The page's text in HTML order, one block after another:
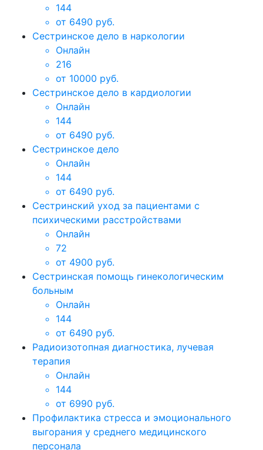
144
от 6490 руб.
Сестринское дело в наркологии
Онлайн
216
от 10000 руб.
Сестринское дело в кардиологии
Онлайн
144
от 6490 руб.
Сестринское дело
Онлайн
144
от 6490 руб.
Сестринский уход за пациентами с
психическими расстройствами
Онлайн
72
от 4900 руб.
Сестринская помощь гинекологическим
больным
Онлайн
144
от 6490 руб.
Радиоизотопная диагностика, лучевая
терапия
Онлайн
144
от 6990 руб.
Профилактика стресса и эмоционального
выгорания у среднего медицинского
персонала